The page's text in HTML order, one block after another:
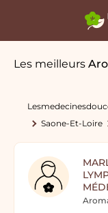
Les meilleurs
Saone-Et-Loire